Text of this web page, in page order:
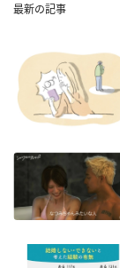
最新の記事